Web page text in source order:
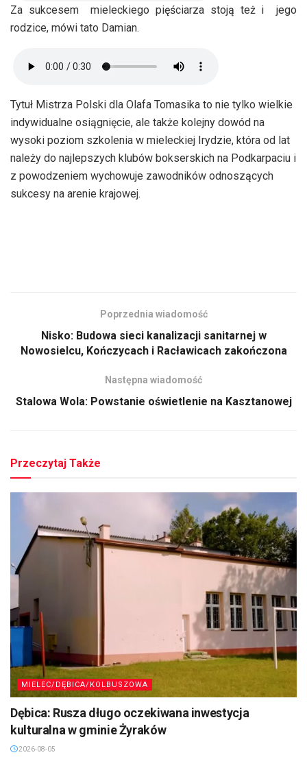
Za sukcesem mieleckiego pięściarza stoją też i jego
rodzice, mówi tato Damian.
Tytuł Mistrza Polski dla Olafa Tomasika to nie tylko wielkie
indywidualne osiągnięcie, ale także kolejny dowód na
wysoki poziom szkolenia w mieleckiej Irydzie, która od lat
należy do najlepszych klubów bokserskich na Podkarpaciu i
z powodzeniem wychowuje zawodników odnoszących
sukcesy na arenie krajowej.
Poprzednia wiadomość
Nisko: Budowa sieci kanalizacji sanitarnej w
Nowosielcu, Kończycach i Racławicach zakończona
Następna wiadomość
Stalowa Wola: Powstanie oświetlenie na Kasztanowej
Przeczytaj Także
MIELEC/DĘBICA/KOLBUSZOWA
Dębica: Rusza długo oczekiwana inwestycja
kulturalna w gminie Żyraków
2026-08-05